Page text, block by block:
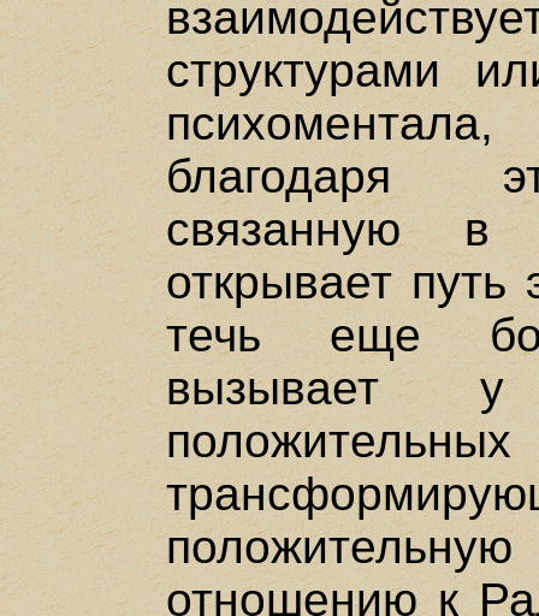
структурами
благодаря
связанную в
открывает путь
течь еще
вызывает у
отношению к